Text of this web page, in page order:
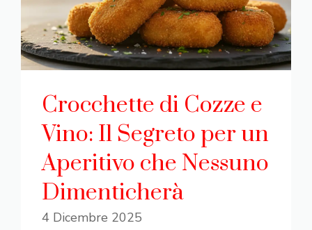
Crocchette di Cozze e
Vino: Il Segreto per un
Aperitivo che Nessuno
Dimenticherà
4 Dicembre 2025